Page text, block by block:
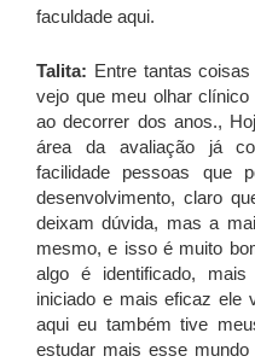
faculdade aqui.
Talita: Entre tantas
vejo que meu olhar
ao decorrer dos anos.,
área da avaliação já
facilidade pessoas que
desenvolvimento, claro
deixam dúvida, mas a
mesmo, e isso é muito
algo é identificado,
iniciado e mais eficaz ele
aqui eu também tive
estudar mais esse